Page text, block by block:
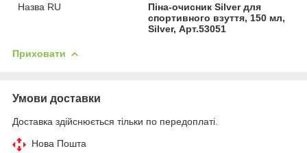
Назва RU
Піна-очисник Silver для
спортивного взуття, 150 мл,
Silver, Арт.53051
Приховати
Умови доставки
Доставка здійснюється тільки по передоплаті.
Нова Пошта